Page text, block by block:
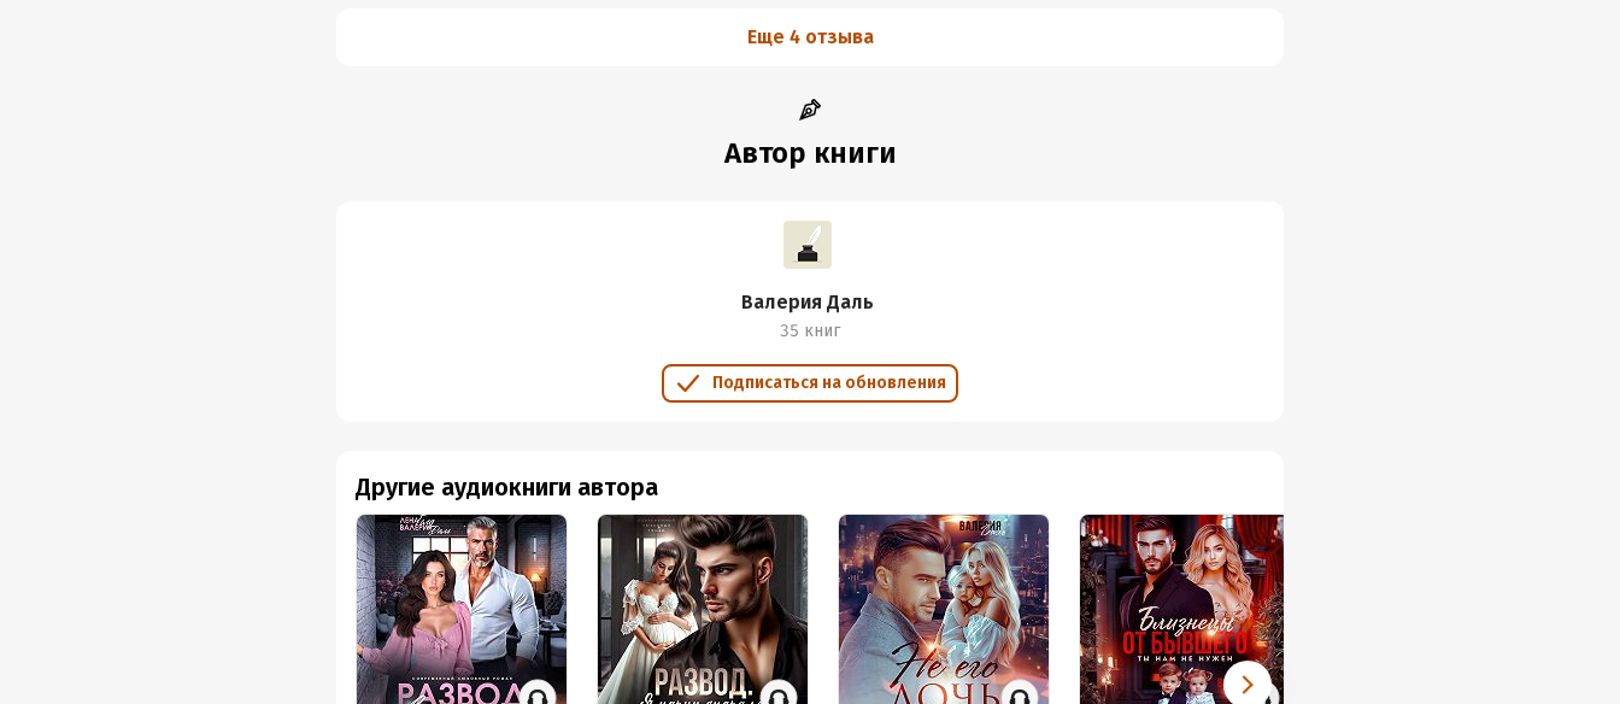
Еще 4 отзыва
Автор книги
Валерия Даль
35 книг
Подписаться на обновления
Другие аудиокниги автора